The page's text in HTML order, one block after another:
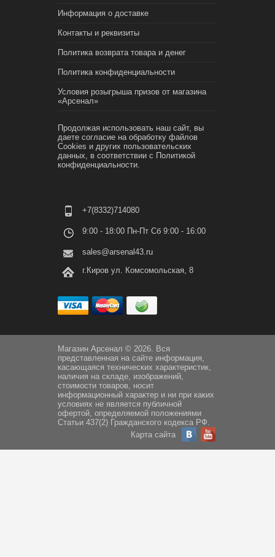
Информация о доставке
Контакты и реквизиты
Политика возврата товара и денег
Политика конфиденциальности
Условия розыгрыша призов от магазина
«Арсенал»
Продолжая использовать наш сайт, вы
даете согласие на обработку файлов
Cookies и других пользовательских
данных, в соответствии с Политикой
конфиденциальности.
+7(8332)714080
9:00 - 18:00 Пн-Пт Сб 9:00 - 16:00
sales@arsenal43.ru
г.Киров ул. Комсомольская, 8
Магазин Арсенал © 2026. Вся
представленная на сайте информация,
касающаяся технических характеристик,
наличия на складе, изображений,
стоимости товаров, носит
информационный характер и ни при каких
условиях не является публичной
офертой, определяемой положениями
Статьи 437(2) Гражданского кодекса РФ.
Карта сайта